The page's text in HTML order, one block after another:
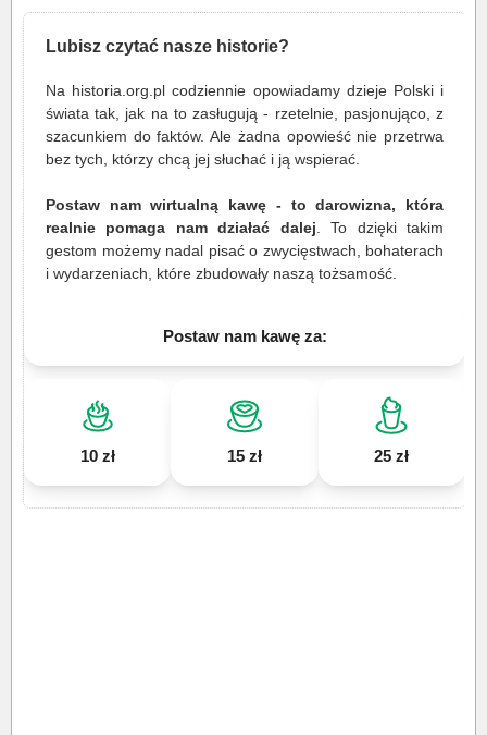
Lubisz czytać nasze historie?
Na historia.org.pl codziennie opowiadamy dzieje Polski i
świata tak, jak na to zasługują - rzetelnie, pasjonująco, z
szacunkiem do faktów. Ale żadna opowieść nie przetrwa
bez tych, którzy chcą jej słuchać i ją wspierać.
Postaw nam wirtualną kawę - to darowizna, która
realnie pomaga nam działać dalej . To dzięki takim
gestom możemy nadal pisać o zwycięstwach, bohaterach
i wydarzeniach, które zbudowały naszą tożsamość.
Postaw nam kawę za:
10 zł 15 zł 25 zł